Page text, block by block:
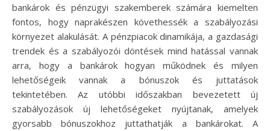
bankárok és pénzügyi szakemberek számára kiemelten
fontos, hogy naprakészen követhessék a szabályozási
környezet alakulását. A pénzpiacok dinamikája, a gazdasági
trendek és a szabályozói döntések mind hatással vannak
arra, hogy a bankárok hogyan működnek és milyen
lehetőségeik vannak a bónuszok és juttatások
tekintetében. Az utóbbi időszakban bevezetett új
szabályozások új lehetőségeket nyújtanak, amelyek
gyorsabb bónuszokhoz juttathatják a bankárokat. A